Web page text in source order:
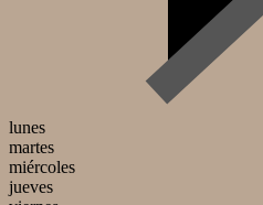
lunes
martes
miércoles
jueves